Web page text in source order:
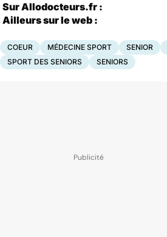
Sur Allodocteurs.fr :
Ailleurs sur le web :
COEUR MÉDECINE SPORT SENIOR
SPORT DES SENIORS
SENIORS